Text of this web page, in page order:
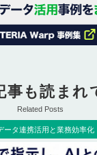
事も読まれ
Related Posts
ータ連携活用と業務効率化